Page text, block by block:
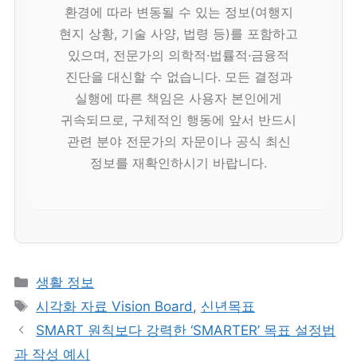
환경에 따라 변동될 수 있는 정보(여행지
현지 상황, 기술 사양, 법령 등)를 포함하고
있으며, 전문가의 의학적·법률적·금융적
진단을 대신할 수 없습니다. 모든 결정과
실행에 따른 책임은 사용자 본인에게
귀속되므로, 구체적인 행동에 앞서 반드시
관련 분야 전문가의 자문이나 공식 최신
정보를 재확인하시기 바랍니다.
카
테
고
리
생활 정보
태
그
시각화 자료 Vision Board , 신년목표
SMART 원칙보다 강력한 ‘SMARTER’ 목표 설정법
과 작성 예시